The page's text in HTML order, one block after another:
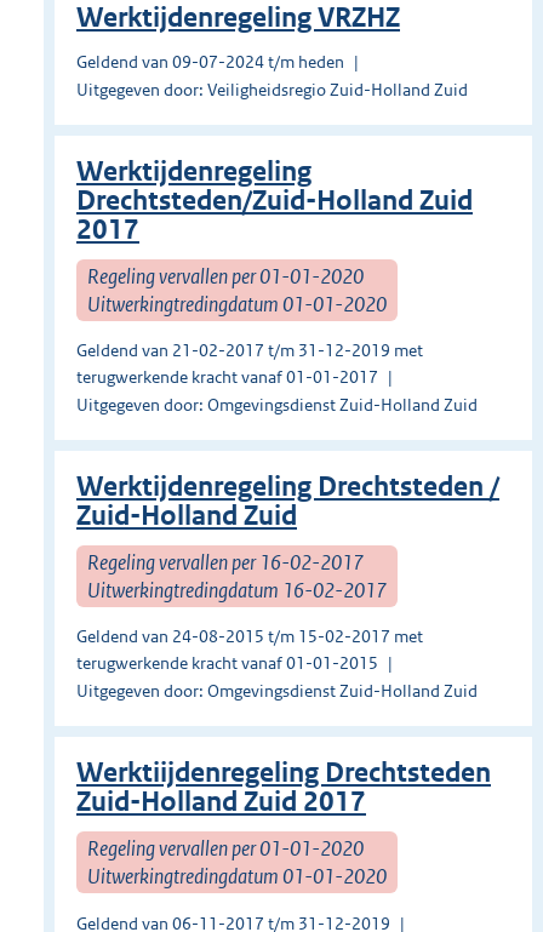
Werktijdenregeling VRZHZ
Geldend van 09-07-2024 t/m heden
Uitgegeven door: Veiligheidsregio Zuid-Holland Zuid
Werktijdenregeling
Drechtsteden/Zuid-Holland Zuid
2017
Regeling vervallen per 01-01-2020
Uitwerkingtredingdatum 01-01-2020
Geldend van 21-02-2017 t/m 31-12-2019 met
terugwerkende kracht vanaf 01-01-2017
Uitgegeven door: Omgevingsdienst Zuid-Holland Zuid
Werktijdenregeling Drechtsteden /
Zuid-Holland Zuid
Regeling vervallen per 16-02-2017
Uitwerkingtredingdatum 16-02-2017
Geldend van 24-08-2015 t/m 15-02-2017 met
terugwerkende kracht vanaf 01-01-2015
Uitgegeven door: Omgevingsdienst Zuid-Holland Zuid
Werktiijdenregeling Drechtsteden
Zuid-Holland Zuid 2017
Regeling vervallen per 01-01-2020
Uitwerkingtredingdatum 01-01-2020
Geldend van 06-11-2017 t/m 31-12-2019